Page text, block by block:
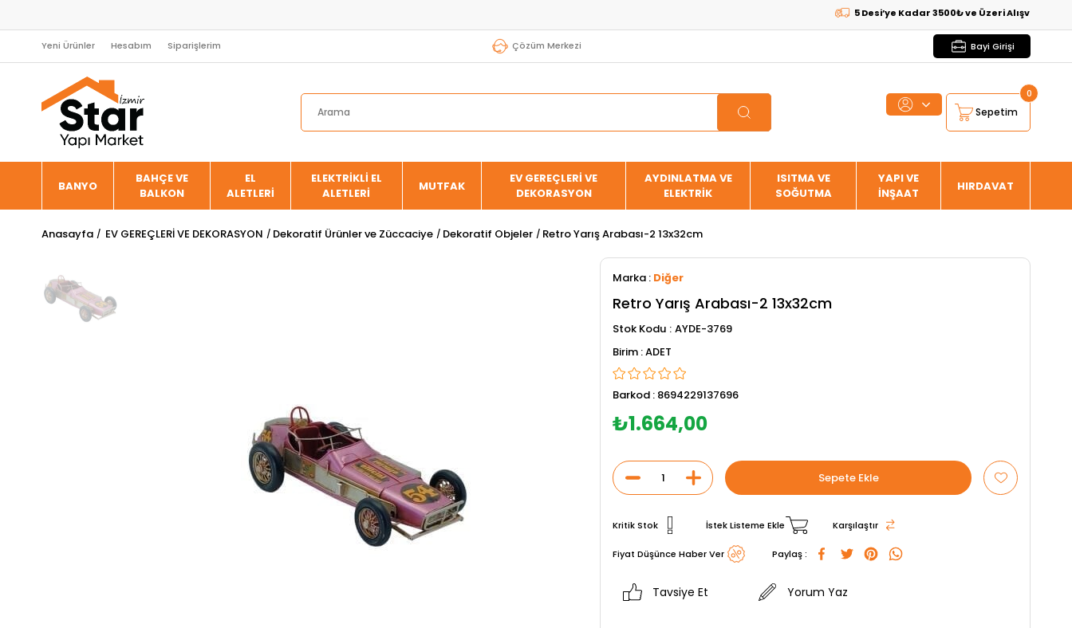
5 Desi’ye Kadar 3500₺ ve Üzeri Alışverişlerde
Yeni Ürünler Hesabım Siparişlerim Çözüm Merkezi Bayi Girişi
Sepetim
0
BANYO
BAHÇE VE
BALKON
EL
ALETLERİ
ELEKTRİKLİ EL
ALETLERİ
MUTFAK
EV GEREÇLERİ VE
DEKORASYON
AYDINLATMA VE
ELEKTRİK
ISITMA VE
SOĞUTMA
YAPI VE
İNŞAAT
HIRDAVAT
Anasayfa EV GEREÇLERİ VE DEKORASYON Dekoratif Ürünler ve Züccaciye Dekoratif Objeler Retro Yarış Arabası-2 13x32cm
Marka : Diğer
Retro Yarış Arabası-2 13x32cm
Stok Kodu AYDE-3769
ADET
Barkod : 8694229137696
₺1.664,00
Kritik Stok İstek Listeme Ekle Karşılaştır
Fiyat Düşünce Haber Ver Paylaş :
Tavsiye Et Yorum Yaz